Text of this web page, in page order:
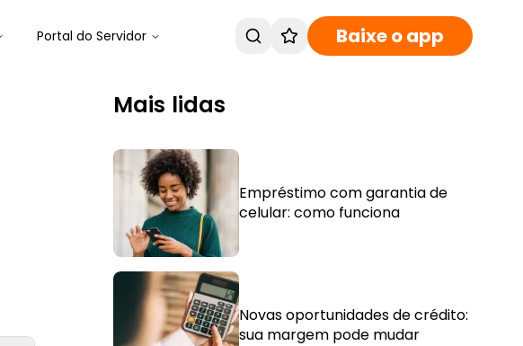
Portal do Servidor Baixe o app
Mais lidas
Empréstimo com garantia de
celular: como funciona
Novas oportunidades de crédito:
sua margem pode mudar